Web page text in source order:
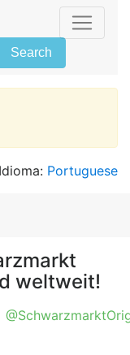
Search
Portuguese
weltweit!